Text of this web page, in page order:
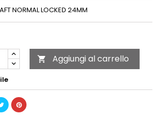
NORMAL LOCKED 24MM
 Aggiungi al carrello